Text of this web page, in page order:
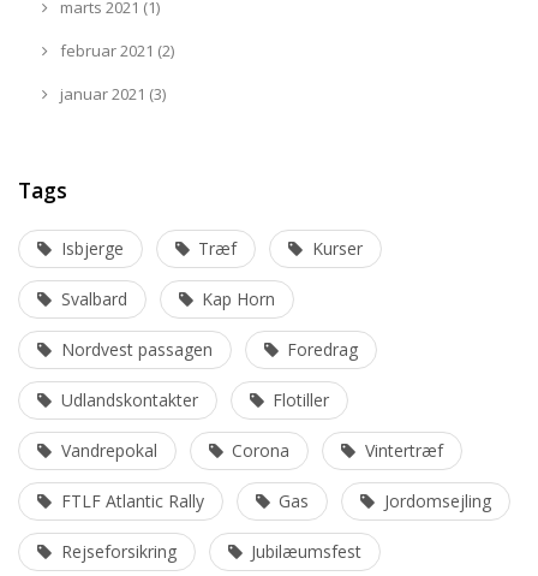
marts 2021 (1)
februar 2021 (2)
januar 2021 (3)
Tags
Isbjerge Træf Kurser
Svalbard Kap Horn
Nordvest passagen Foredrag
Udlandskontakter Flotiller
Vandrepokal Corona Vintertræf
FTLF Atlantic Rally Gas Jordomsejling
Rejseforsikring Jubilæumsfest